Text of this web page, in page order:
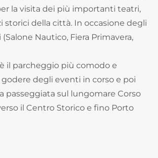
la visita dei più importanti teatri,
storici della città. In occasione degli
Nautico, Fiera Primavera,
il parcheggio più comodo e
degli eventi in corso e poi
passeggiata sul lungomare Corso
il Centro Storico e fino Porto